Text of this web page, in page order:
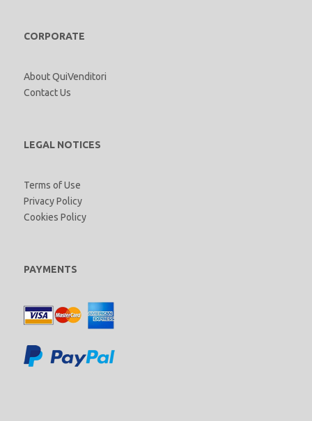
CORPORATE
About QuiVenditori
Contact Us
LEGAL NOTICES
Terms of Use
Privacy Policy
Cookies Policy
PAYMENTS